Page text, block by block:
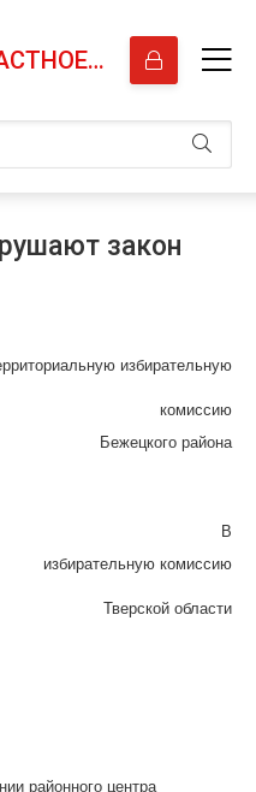
ТВЕРСКОЕ ОБЛАСТНОЕ ОТДЕЛЕНИЕ КПРФ
закон
избирательную
Бежецкого района
избирательную комиссию
области
районного центра